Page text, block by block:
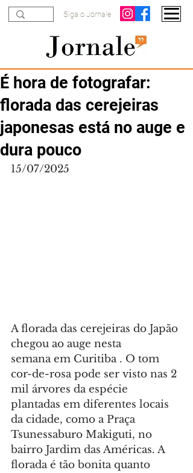
Siga o Jornale
É hora de fotografar:
florada das cerejeiras
japonesas está no auge e
dura pouco
15/07/2025
A florada das cerejeiras do Japão
chegou ao auge nesta
semana em Curitiba . O tom
cor-de-rosa pode ser visto nas 2
mil árvores da espécie
plantadas em diferentes locais
da cidade, como a Praça
Tsunessaburo Makiguti, no
bairro Jardim das Américas. A
florada é tão bonita quanto